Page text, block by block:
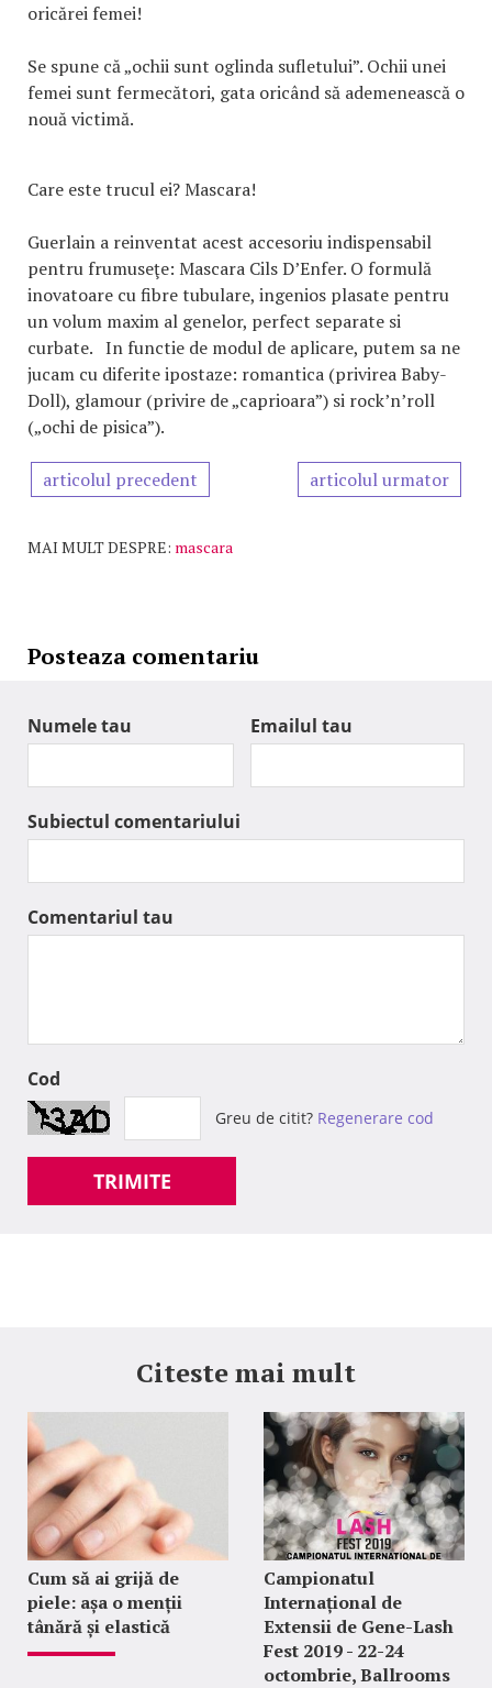
oricărei femei!
Se spune că „ochii sunt oglinda sufletului”. Ochii unei
femei sunt fermecători, gata oricând să ademenească o
nouă victimă.
Care este trucul ei? Mascara!
Guerlain a reinventat acest accesoriu indispensabil
pentru frumuseţe: Mascara Cils D’Enfer. O formulă
inovatoare cu fibre tubulare, ingenios plasate pentru
un volum maxim al genelor, perfect separate si
curbate. In functie de modul de aplicare, putem sa ne
jucam cu diferite ipostaze: romantica (privirea Baby-
Doll), glamour (privire de „caprioara”) si rock’n’roll
(„ochi de pisica”).
articolul precedent articolul urmator
MAI MULT DESPRE: mascara
Posteaza comentariu
Numele tau Emailul tau
Subiectul comentariului
Comentariul tau
Cod
Greu de citit? Regenerare cod
TRIMITE
Citeste mai mult
Cum să ai grijă de
piele: așa o menții
tânără și elastică
Campionatul
Internațional de
Extensii de Gene-Lash
Fest 2019 - 22-24
octombrie, Ballrooms